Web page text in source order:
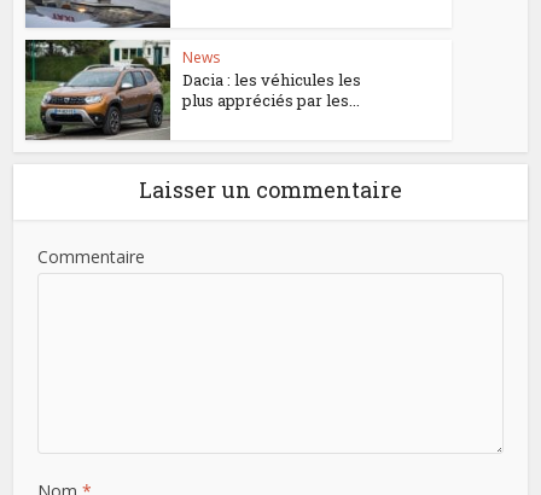
News
Dacia : les véhicules les
plus appréciés par les...
Laisser un commentaire
Commentaire
Nom*